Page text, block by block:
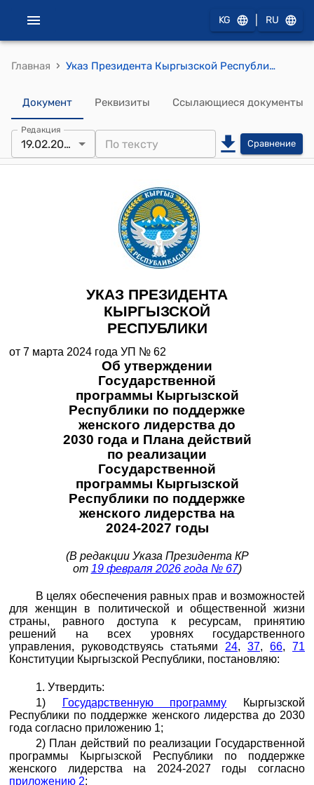
KG RU
Главная › Указ Президента Кыргызской Республики от 7 марта 2024 года УП № 62 "Об утверждении Государственной программы Кыргызской Республики по поддержке женского лидерства до 2030 года и Плана действий по реализации Государственной программы Кыргызской Республики по поддержке женского лидерства на 2024-2027 годы"
Документ Реквизиты Ссылающиеся документы
Редакция
19.02.2026 Сравнение